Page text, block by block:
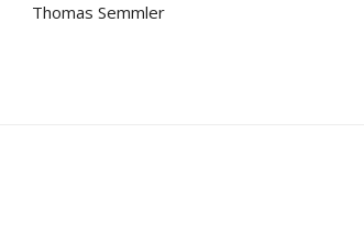
Thomas Semmler